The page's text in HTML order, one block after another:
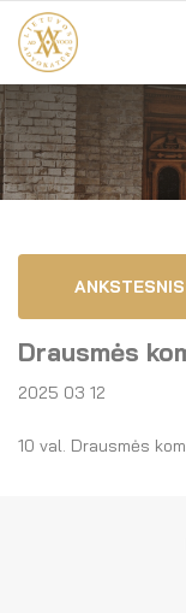
El.
ANKSTESNIS
Drausmės
2025 03 12
10 val. Drausmės